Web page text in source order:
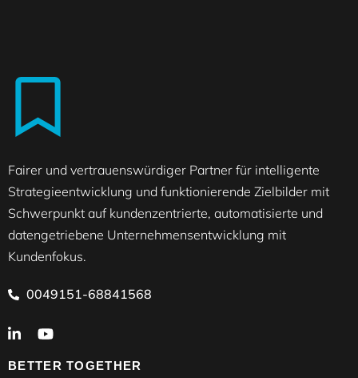
Fairer und vertrauenswürdiger Partner für intelligente
Strategieentwicklung und funktionierende Zielbilder mit
Schwerpunkt auf kundenzentrierte, automatisierte und
datengetriebene Unternehmensentwicklung mit
Kundenfokus.
0049151-68841568
BETTER TOGETHER